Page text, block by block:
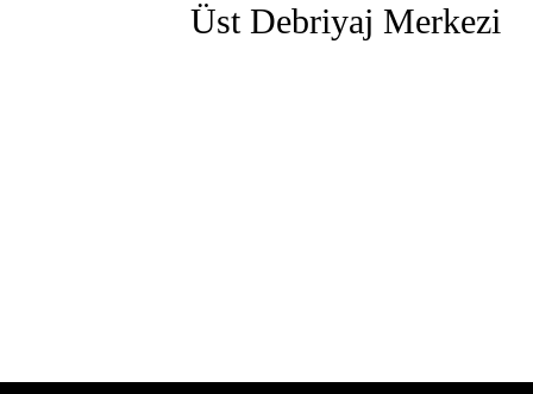
Üst Debriyaj Merkezi